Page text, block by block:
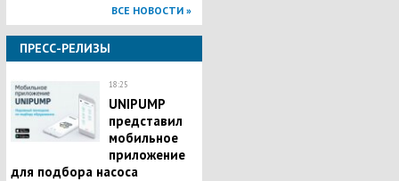
ВСЕ НОВОСТИ »
ПРЕСС-РЕЛИЗЫ
18:25
UNIPUMP
представил
мобильное
приложение
для подбора насоса